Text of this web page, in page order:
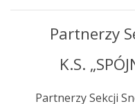
Partnerzy
K.S.
Partnerzy Sekcji